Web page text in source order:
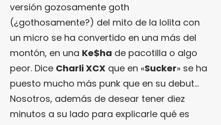
versión gozosamente goth
(¿gothosamente?) del mito de la lolita con
un micro se ha convertido en una más del
montón, en una Ke$ha de pacotilla o algo
peor. Dice Charli XCX que en «Sucker» se ha
puesto mucho más punk que en su debut…
Nosotros, además de desear tener diez
minutos a su lado para explicarle qué es